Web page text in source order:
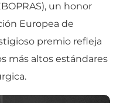
un honor
Europea de
premio refleja
más altos estándares